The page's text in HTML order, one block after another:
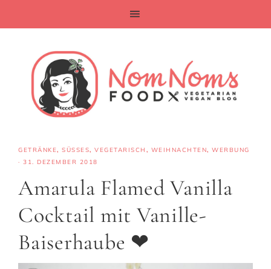
GETRÄNKE, SÜSSES , VEGETARISCH , WEIHNACHTEN, WERBUNG
· 31. DEZEMBER 2018
Amarula Flamed Vanilla
Cocktail mit Vanille-
Baiserhaube ❤